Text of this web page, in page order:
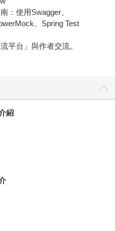
：使用Swagger、
、Spring Test
平台」與作者交流。
紹